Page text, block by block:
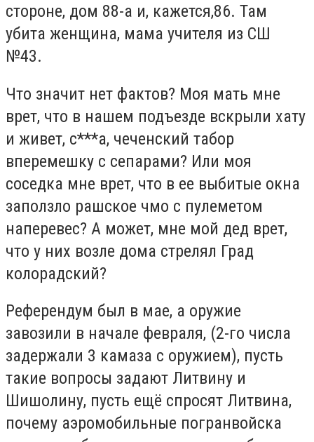
стороне, дом 88-а и, кажется,86. Там
убита женщина, мама учителя из СШ
№43.
Что значит нет фактов? Моя мать мне
врет, что в нашем подъезде вскрыли хату
и живет, с***а, чеченский табор
вперемешку с сепарами? Или моя
соседка мне врет, что в ее выбитые окна
заползло рашское чмо с пулеметом
наперевес? А может, мне мой дед врет,
что у них возле дома стрелял Град
колорадский?
Референдум был в мае, а оружие
завозили в начале февраля, (2-го числа
задержали 3 камаза с оружием), пусть
такие вопросы задают Литвину и
Шишолину, пусть ещё спросят Литвина,
почему аэромобильные погранвойска